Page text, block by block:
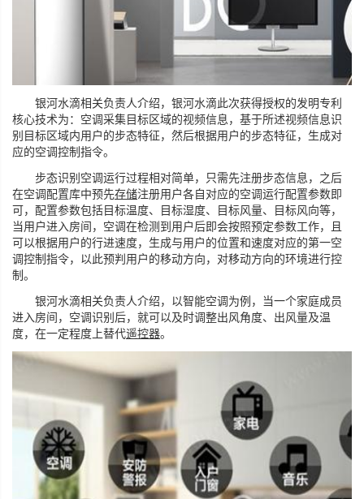
银河水滴相关负责人介绍，银河水滴此次获得授权的发明专利
核心技术为：空调采集目标区域的视频信息，基于所述视频信息识
别目标区域内用户的步态特征，然后根据用户的步态特征，生成对
应的空调控制指令。
步态识别空调运行过程相对简单，只需先注册步态信息，之后
在空调配置库中预先存储注册用户各自对应的空调运行配置参数即
可，配置参数包括目标温度、目标湿度、目标风量、目标风向等，
当用户进入房间，空调在检测到用户后即会按照预定参数工作，且
可以根据用户的行进速度，生成与用户的位置和速度对应的第一空
调控制指令，以此预判用户的移动方向，对移动方向的环境进行控
制。
银河水滴相关负责人介绍，以智能空调为例，当一个家庭成员
进入房间，空调识别后，就可以及时调整出风角度、出风量及温
度，在一定程度上替代遥控器。